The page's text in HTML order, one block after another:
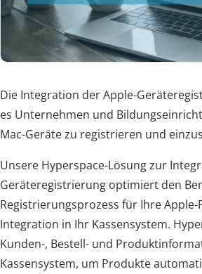
Die Integration der Apple-
es Unternehmen und
Mac-Geräte zu registrieren und
Unsere Hyperspace-Lösung zur
Geräteregistrierung optimiert den
Registrierungsprozess für Ihre
Integration in Ihr Kassensystem.
Kunden-, Bestell- und
Kassensystem, um Produkte